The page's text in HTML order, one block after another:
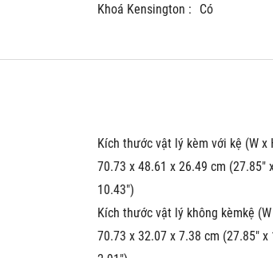
Khoá Kensington :
Có
Kích thước vật lý kèm với kệ (W x
70.73 x 48.61 x 26.49 cm (27.85"
10.43")
Kích thước vật lý không kèmkệ
70.73 x 32.07 x 7.38 cm (27.85" x